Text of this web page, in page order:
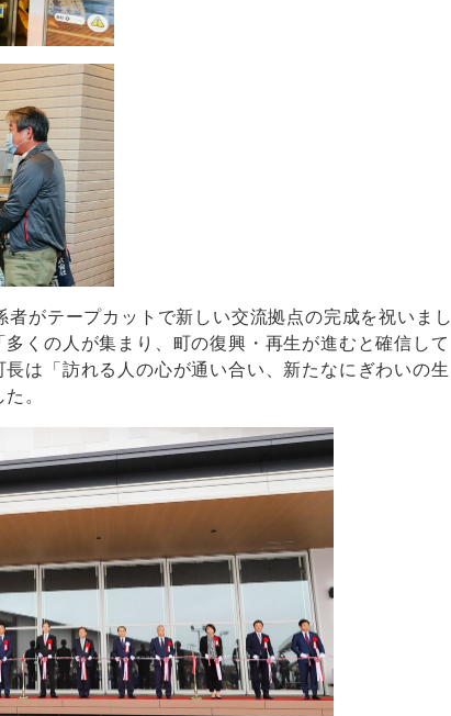
がテープカットで新しい交流拠点の完成を祝いまし
くの人が集まり、町の復興・再生が進むと確信して
は「訪れる人の心が通い合い、新たなにぎわいの生
。